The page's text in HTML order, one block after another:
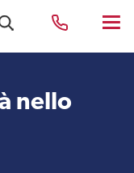
nello